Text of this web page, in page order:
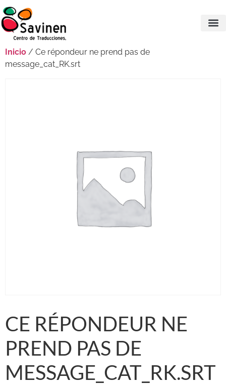
Inicio / Ce répondeur ne prend pas de
message_cat_RK.srt
CE RÉPONDEUR NE
PREND PAS DE
MESSAGE_CAT_RK.SRT